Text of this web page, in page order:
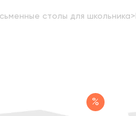
столы для школьника>
%